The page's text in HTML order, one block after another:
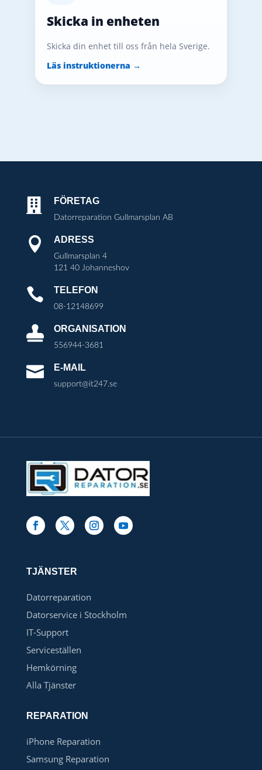
Skicka in enheten
Skicka din enhet till oss från hela Sverige.
Läs instruktionerna →
 FÖRETAG
Datorreparation Gullmarsplan AB
 ADRESS
Gullmarsplan 4
121 40 Johanneshov
 TELEFON
08-12148699
 ORGANISATION
556944-3681
 E-MAIL
support@it247.se
TJÄNSTER
Datorreparation
Datorservice i Stockholm
IT-Support
Serviceställen
Hemkörning
Alla Tjänster
REPARATION
iPhone Reparation
Samsung Reparation